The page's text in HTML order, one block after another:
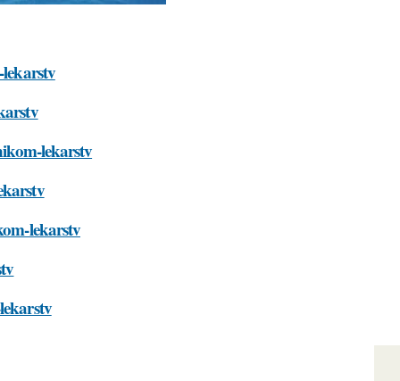
lekarstv
lekarstv